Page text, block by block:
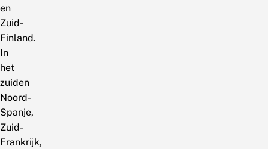
en
Zuid-
Finland.
In
het
zuiden
Noord-
Spanje,
Zuid-
Frankrijk,